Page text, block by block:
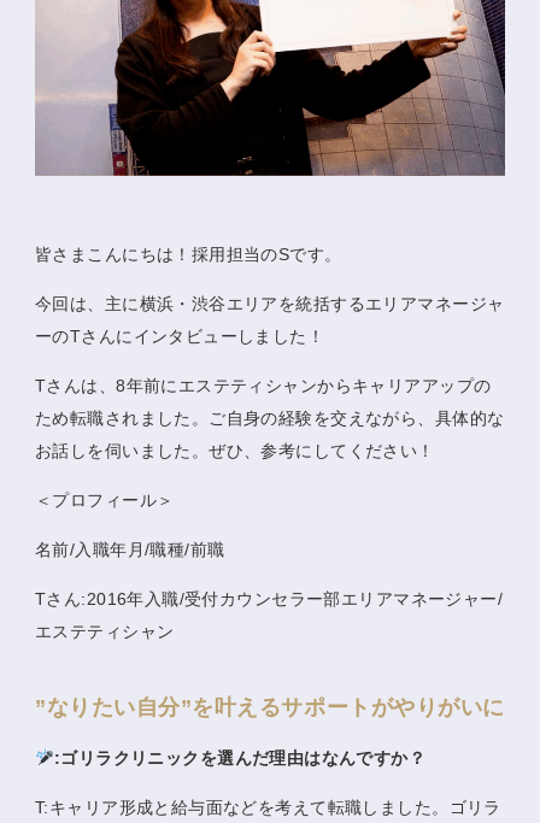
皆さまこんにちは！採用担当のSです。
今回は、主に横浜・渋谷エリアを統括するエリアマネージャ
ーのTさんにインタビューしました！
Tさんは、8年前にエステティシャンからキャリアアップの
ため転職されました。ご自身の経験を交えながら、具体的な
お話しを伺いました。ぜひ、参考にしてください！
＜プロフィール＞
名前/入職年月/職種/前職
Tさん:2016年入職/受付カウンセラー部エリアマネージャー/
エステティシャン
”なりたい自分”を叶えるサポートがやりがいに
:ゴリラクリニックを選んだ理由はなんですか？
T:キャリア形成と給与面などを考えて転職しました。ゴリラ